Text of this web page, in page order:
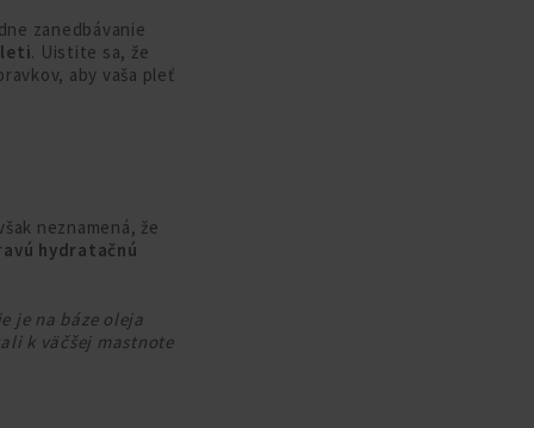
zanedbávanie
. Uistite sa, že
aby vaša pleť
neznamená, že
hydratačnú
je na báze oleja
k väčšej mastnote